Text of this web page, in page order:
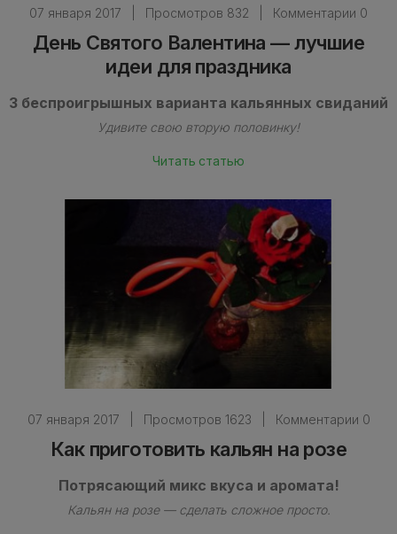
07 января 2017 Просмотров 832 Комментарии 0
День Святого Валентина — лучшие
идеи для праздника
3 беспроигрышных варианта кальянных свиданий
Удивите свою вторую половинку!
Читать статью
07 января 2017 Просмотров 1623 Комментарии 0
Как приготовить кальян на розе
Потрясающий микс вкуса и аромата!
Кальян на розе — сделать сложное просто.